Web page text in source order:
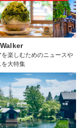
楽しむためのニュースや
を大特集